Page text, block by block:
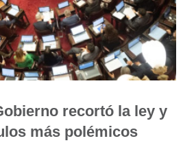
recortó la ley y
más polémicos